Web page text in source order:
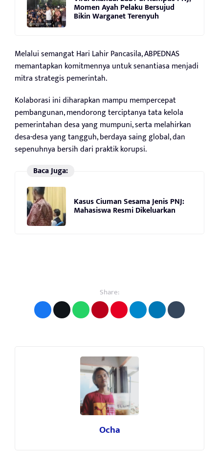
Momen Ayah Pelaku Bersujud
Bikin Warganet Terenyuh
Melalui semangat Hari Lahir Pancasila, ABPEDNAS
memantapkan komitmennya untuk senantiasa menjadi
mitra strategis pemerintah.
Kolaborasi ini diharapkan mampu mempercepat
pembangunan, mendorong terciptanya tata kelola
pemerintahan desa yang mumpuni, serta melahirkan
desa-desa yang tangguh, berdaya saing global, dan
sepenuhnya bersih dari praktik korupsi.
Baca Juga:
Kasus Ciuman Sesama Jenis PNJ:
Mahasiswa Resmi Dikeluarkan
Share:
Ocha